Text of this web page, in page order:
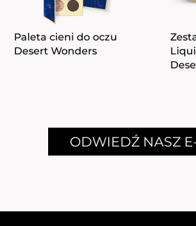
Paleta cieni do oczu
Desert Wonders
ODWIEDŹ NASZ